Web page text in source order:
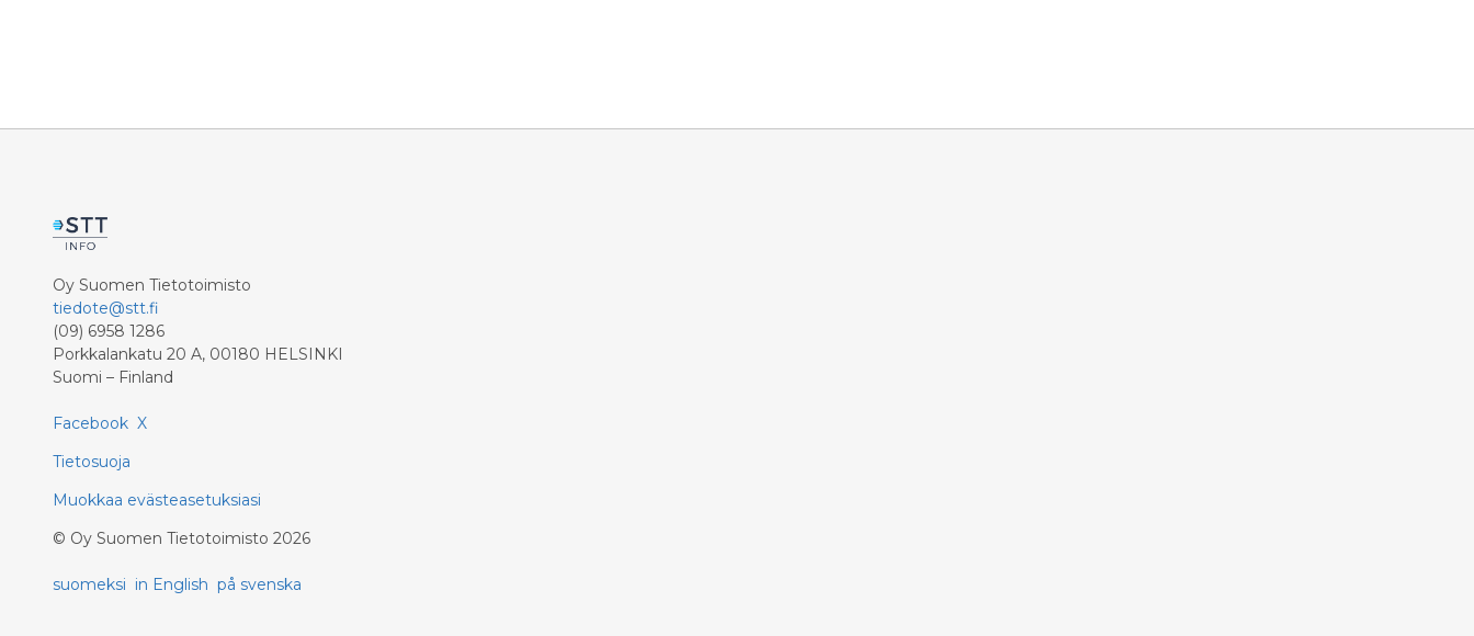
Oy Suomen Tietotoimisto
tiedote@stt.fi
(09) 6958 1286
Porkkalankatu 20 A, 00180 HELSINKI
Suomi – Finland
Facebook X
Tietosuoja
Muokkaa evästeasetuksiasi
© Oy Suomen Tietotoimisto 2026
suomeksi in English på svenska